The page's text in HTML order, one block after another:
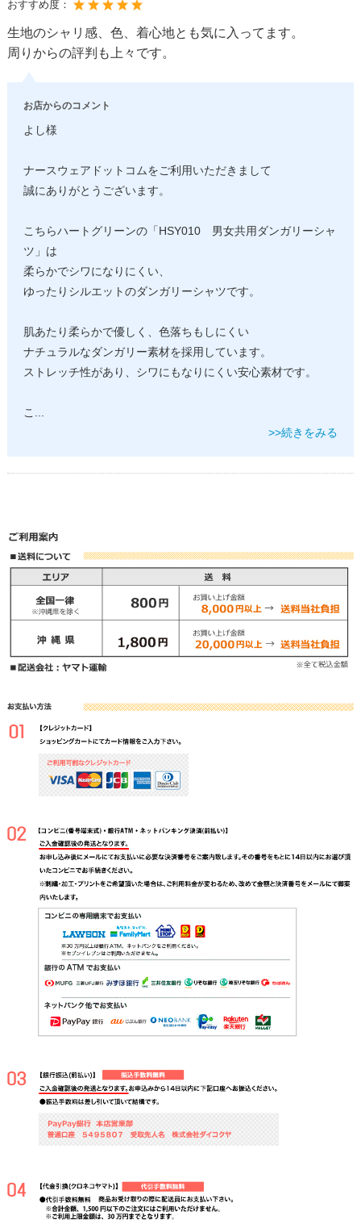
おすすめ度：
生地のシャリ感、色、着心地とも気に入ってます。
周りからの評判も上々です。
お店からのコメント
よし様
ナースウェアドットコムをご利用いただきまして
誠にありがとうございます。
こちらハートグリーンの「HSY010 男女共用ダンガリーシャ
ツ」は
柔らかでシワになりにくい、
ゆったりシルエットのダンガリーシャツです。
肌あたり柔らかで優しく、色落ちもしにくい
ナチュラルなダンガリー素材を採用しています。
ストレッチ性があり、シワにもなりにくい安心素材です。
こ ...
>>続きをみる